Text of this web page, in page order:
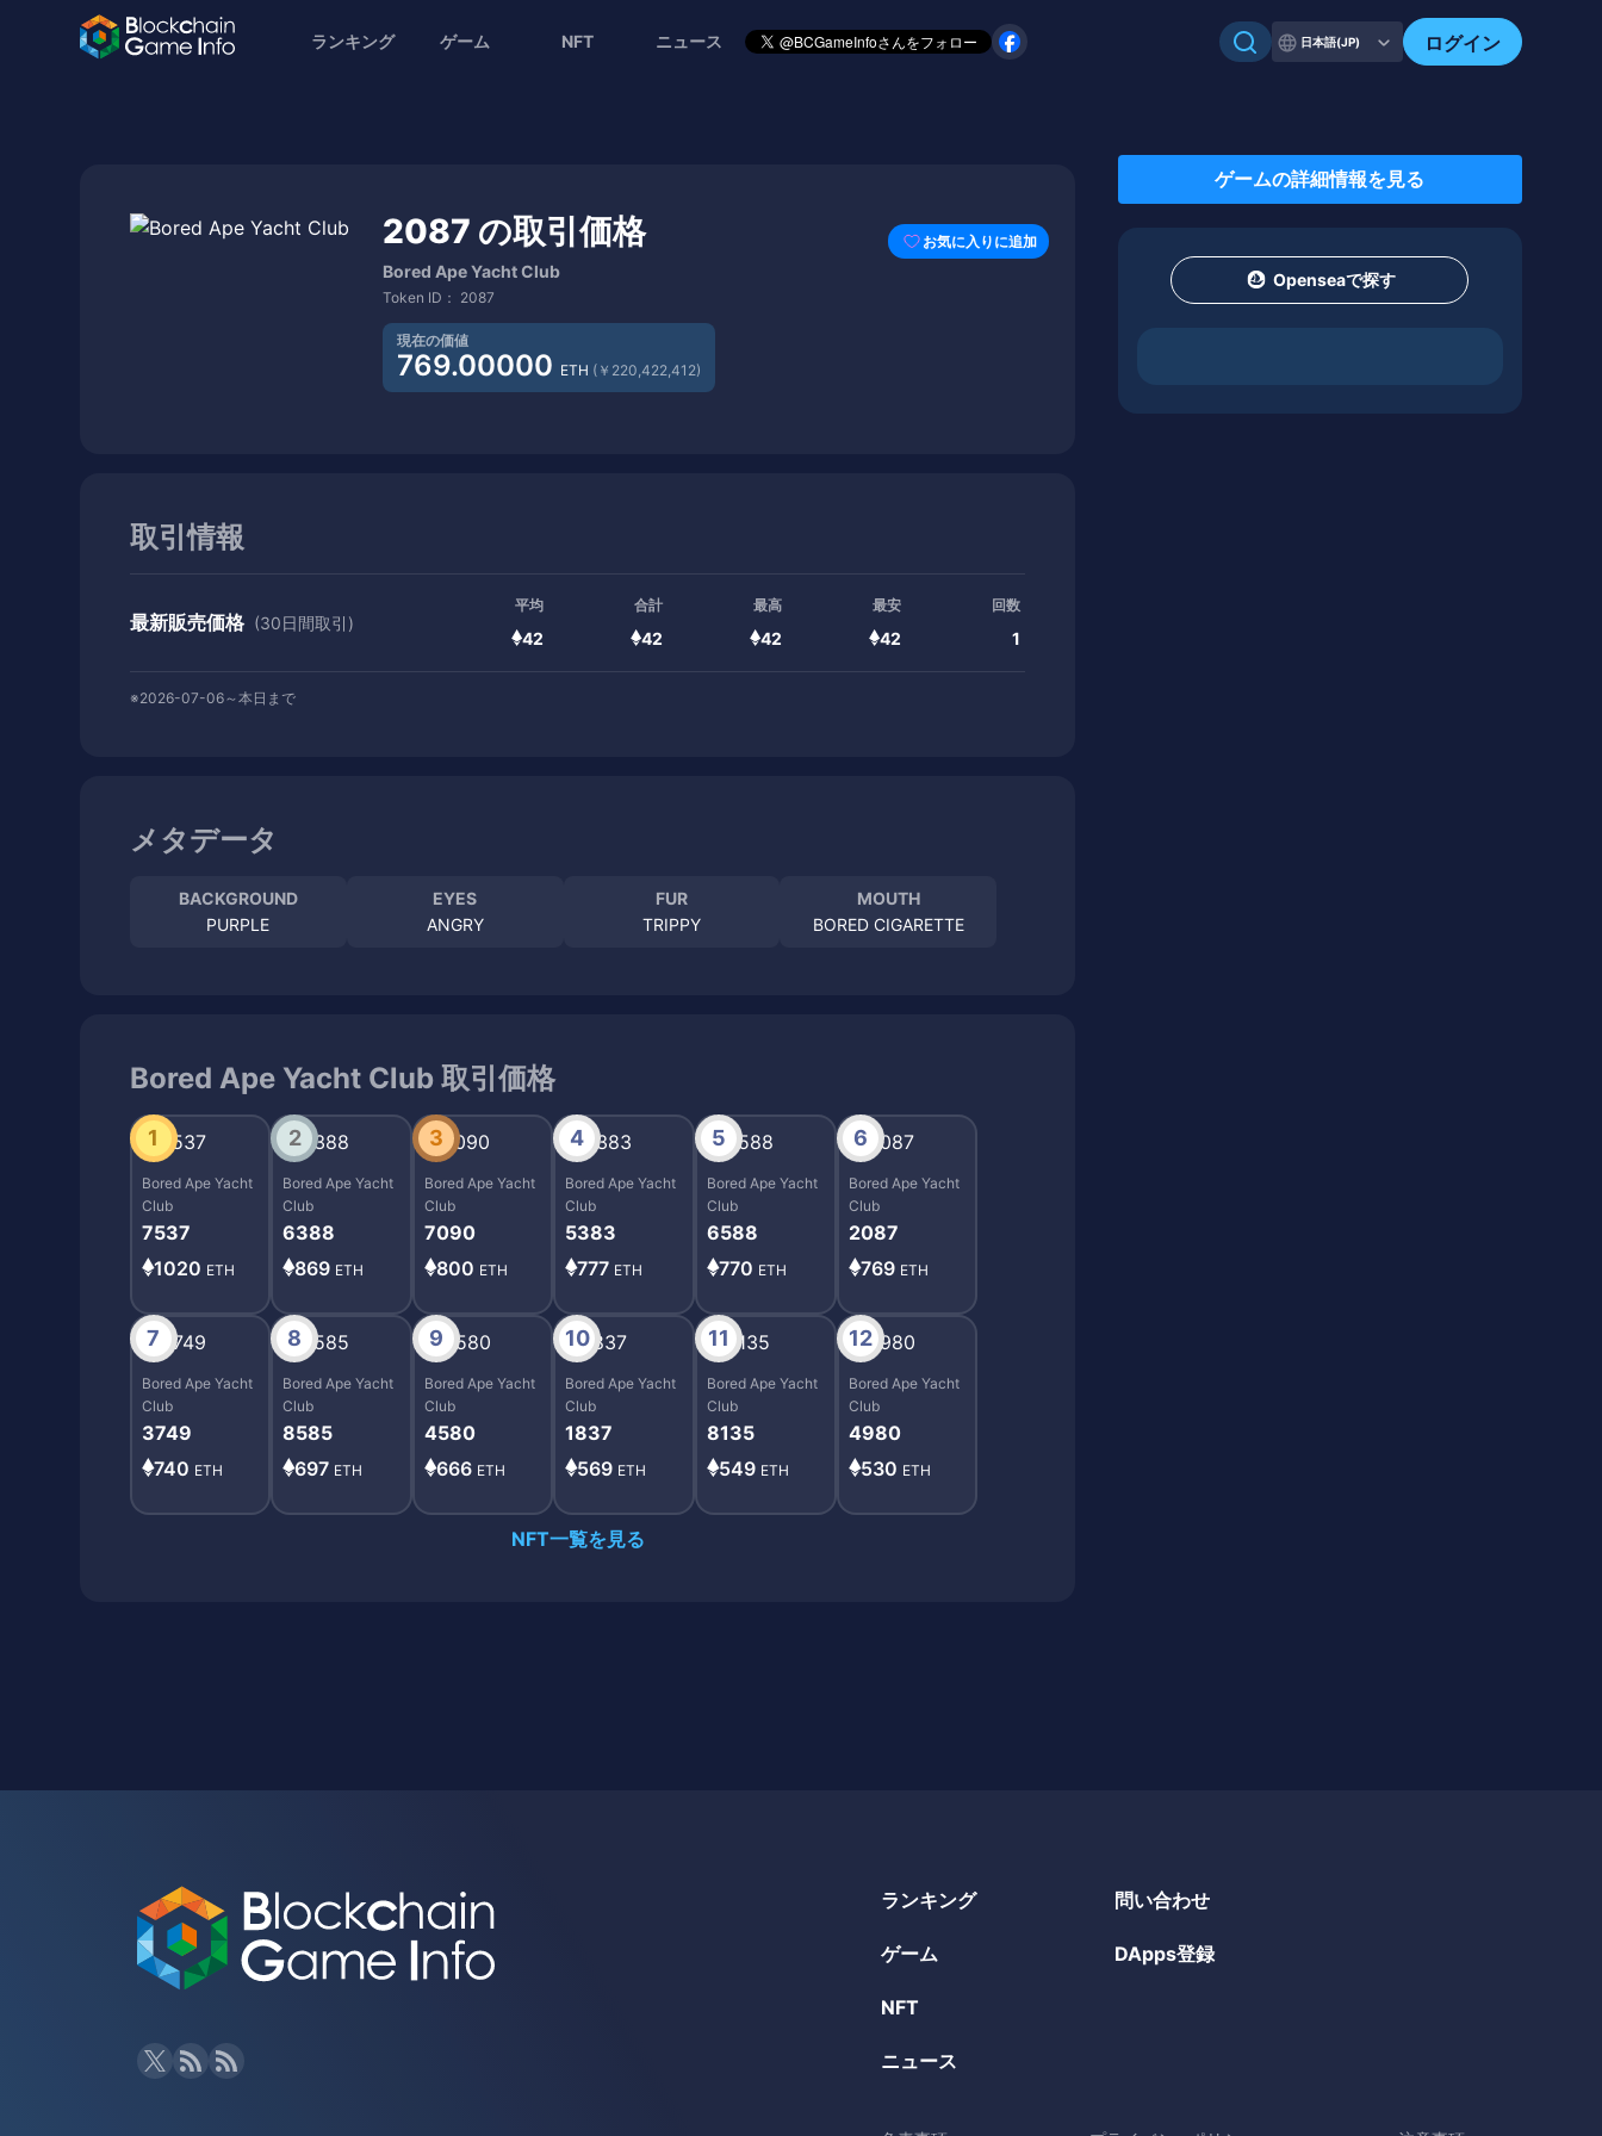
ランキング ゲーム NFT ニュース 日本語(JP) ログイン
2087 の取引価格
Bored Ape Yacht Club
Token ID： 2087
現在の価値
769.00000 ETH (￥220,422,412)
お気に入りに追加
取引情報
最新販売価格 (30日間取引)
平均 合計 最高 最安 回数
42 42 42 42 1
※2026-07-06～本日まで
メタデータ
BACKGROUND
PURPLE
EYES
ANGRY
FUR
TRIPPY
MOUTH
BORED CIGARETTE
Bored Ape Yacht Club 取引価格
1
Bored Ape Yacht
Club
7537
1020 ETH
2
Bored Ape Yacht
Club
6388
869 ETH
3
Bored Ape Yacht
Club
7090
800 ETH
4
Bored Ape Yacht
Club
5383
777 ETH
5
Bored Ape Yacht
Club
6588
770 ETH
6
Bored Ape Yacht
Club
2087
769 ETH
7
Bored Ape Yacht
Club
3749
740 ETH
8
Bored Ape Yacht
Club
8585
697 ETH
9
Bored Ape Yacht
Club
4580
666 ETH
10
Bored Ape Yacht
Club
1837
569 ETH
11
Bored Ape Yacht
Club
8135
549 ETH
12
Bored Ape Yacht
Club
4980
530 ETH
NFT一覧を見る
ゲームの詳細情報を見る
Openseaで探す
ランキング
ゲーム
NFT
ニュース
問い合わせ
DApps登録